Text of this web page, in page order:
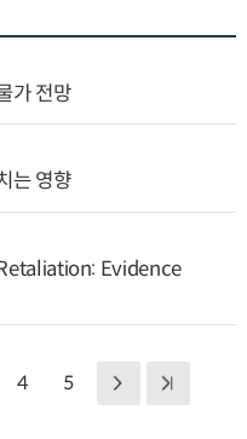
가 전망
는 영향
Evidence
4 5